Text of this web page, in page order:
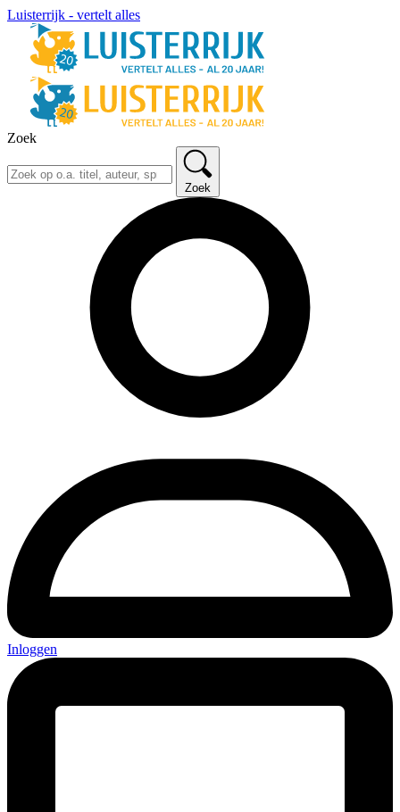
Luisterrijk - vertelt alles
Zoek
Zoek
Inloggen